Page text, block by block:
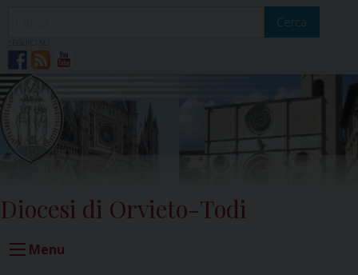
Cerca
Diocesi di Orvieto-Todi
Menu